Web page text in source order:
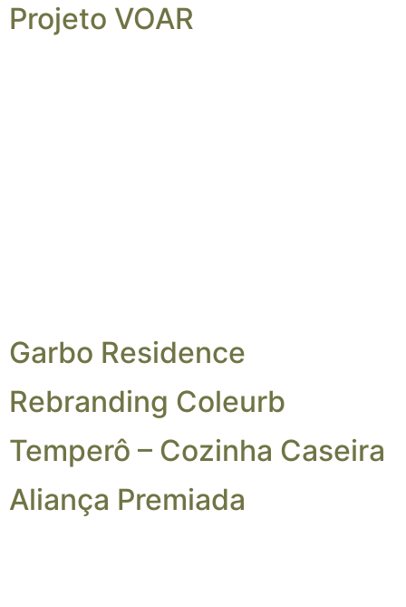
Projeto VOAR
Garbo Residence
Rebranding Coleurb
Temperô – Cozinha Caseira
Aliança Premiada